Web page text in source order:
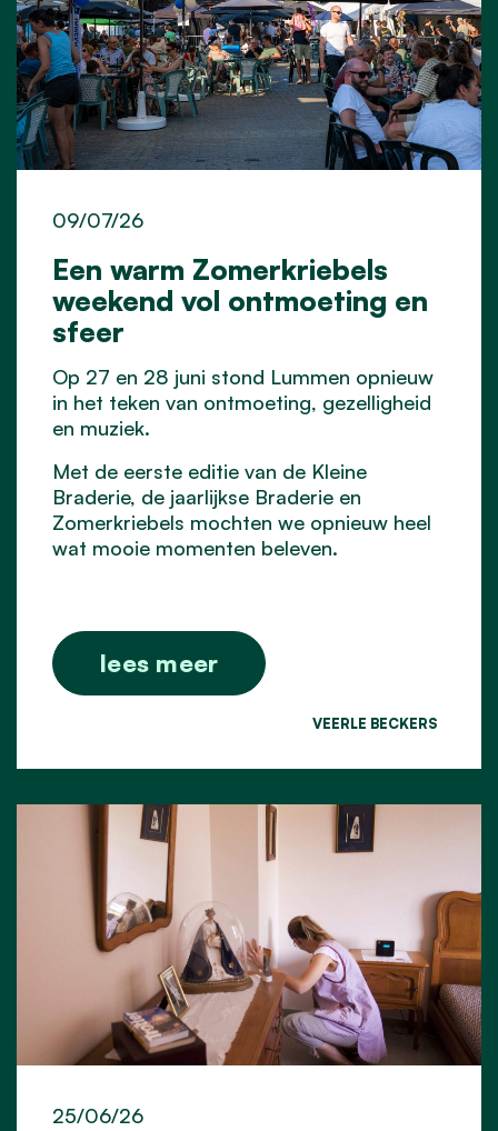
Een warm Zomerkriebels
weekend vol ontmoeting en
sfeer
09/07/26
Op 27 en 28 juni stond Lummen opnieuw
in het teken van ontmoeting, gezelligheid
en muziek.
Met de eerste editie van de Kleine
Braderie, de jaarlijkse Braderie en
Zomerkriebels mochten we opnieuw heel
wat mooie momenten beleven.
lees meer
VEERLE BECKERS
25/06/26